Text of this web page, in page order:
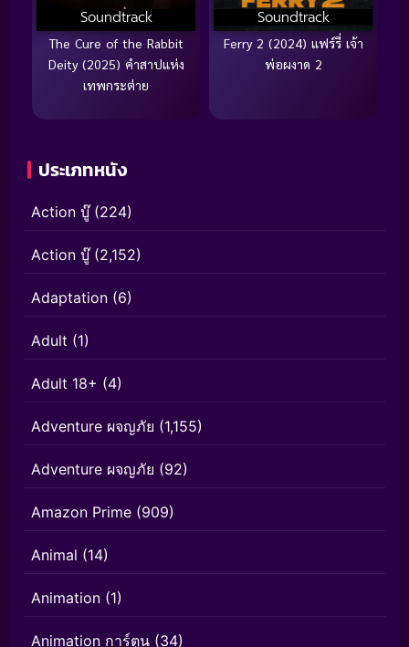
Soundtrack
The Cure of the Rabbit
Deity (2025) คำสาปแห่ง
เทพกระต่าย
Soundtrack
Ferry 2 (2024) แฟร์รี่ เจ้า
พ่อผงาด 2
ประเภทหนัง
Action บู๊(224)
Action บู๊(2,152)
Adaptation (6)
Adult (1)
Adult 18+ (4)
Adventure ผจญภัย (1,155)
Adventure ผจญภัย (92)
Amazon Prime (909)
Animal (14)
Animation (1)
Animation การ์ตูน (34)